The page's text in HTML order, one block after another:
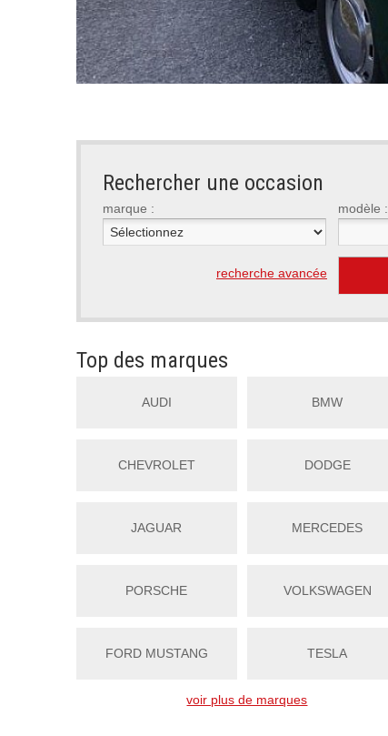
Rechercher une occasion
marque : modèle :
recherche avancée
Top des marques
AUDI BMW
CHEVROLET DODGE
JAGUAR MERCEDES
PORSCHE VOLKSWAGEN
FORD MUSTANG TESLA
voir plus de marques